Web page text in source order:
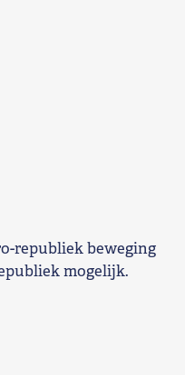
republiek beweging
mogelijk.